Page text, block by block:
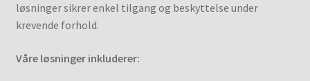
løsninger sikrer enkel tilgang og beskyttelse under
krevende forhold.
Våre løsninger inkluderer: